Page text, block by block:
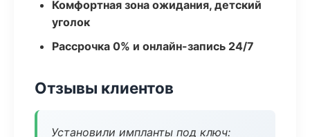
Комфортная зона ожидания, детский
уголок
Рассрочка 0% и онлайн-запись 24/7
Отзывы клиентов
Установили импланты под ключ: